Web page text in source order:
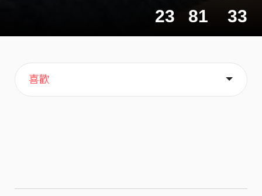
23 81 33
主頁
音樂
歌單
喜歡
關於